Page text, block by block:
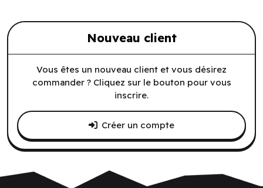
Nouveau client
Vous êtes un nouveau client et vous désirez
commander ? Cliquez sur le bouton pour vous
inscrire.
Créer un compte